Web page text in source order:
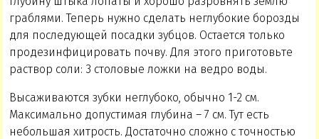
граблями. Теперь нужно сделать неглубокие борозды
для последующей посадки зубцов. Остается только
продезинфицировать почву. Для этого приготовьте
раствор соли: 3 столовые ложки на ведро воды.
Высаживаются зубки неглубоко, обычно 1-2 см.
Максимально допустимая глубина – 7 см. Тут есть
небольшая хитрость. Достаточно сложно с точностью